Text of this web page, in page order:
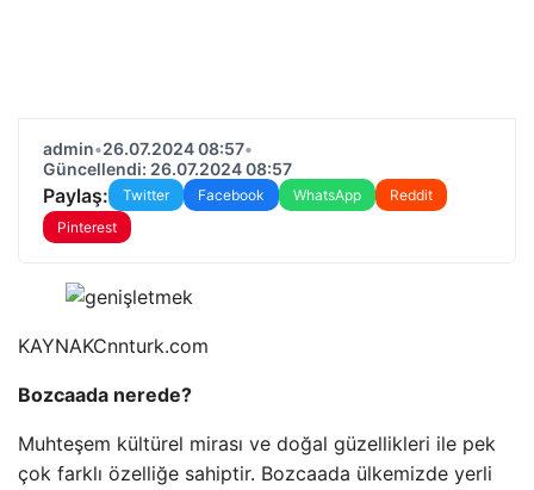
admin•26.07.2024 08:57•
Güncellendi: 26.07.2024 08:57
Paylaş: Twitter Facebook WhatsApp
Reddit
Pinterest
KAYNAKCnnturk.com
Bozcaada nerede?
Muhteşem kültürel mirası ve doğal güzellikleri ile pek
çok farklı özelliğe sahiptir. Bozcaada ülkemizde yerli